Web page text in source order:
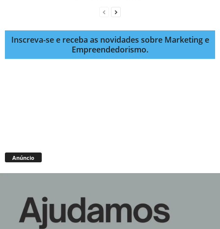
Inscreva-se e receba as novidades sobre Marketing e
Empreendedorismo.
Anúncio